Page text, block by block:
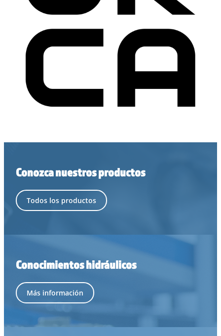
Conozca nuestros productos
Todos los productos
Conocimientos hidráulicos
Más información